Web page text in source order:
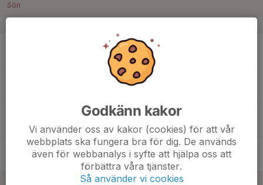
Sön
Godkänn kakor
Vi använder oss av kakor (cookies) för att vår
webbplats ska fungera bra för dig. De används
även för webbanalys i syfte att hjälpa oss att
förbättra våra tjänster.
Så använder vi cookies